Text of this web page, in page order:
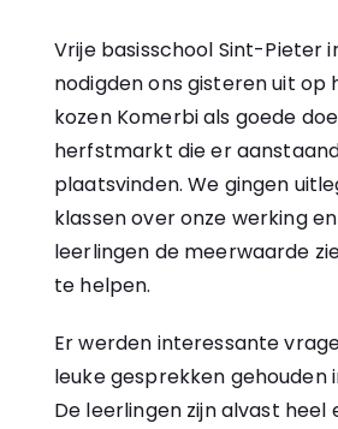
Vrije basisschool Sint-Pieter
nodigden ons gisteren uit op
kozen Komerbi als goede
herfstmarkt die er
plaatsvinden. We gingen
klassen over onze werking
leerlingen de meerwaarde
te helpen.
Er werden interessante
leuke gesprekken gehouden
De leerlingen zijn alvast heel